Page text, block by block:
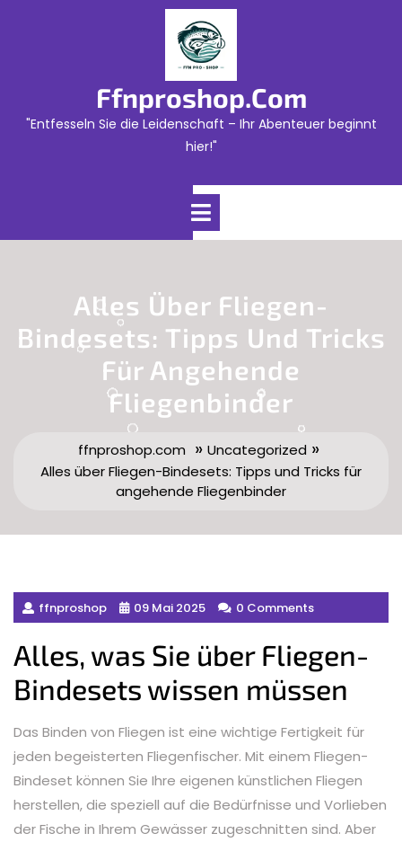
Ffnproshop.com
"Entfesseln Sie die Leidenschaft – Ihr Abenteuer beginnt
hier!"
Open
Alles Über Fliegen-
Bindesets: Tipps Und Tricks
Für Angehende
Fliegenbinder
ffnproshop.com » Uncategorized »
Alles über Fliegen-Bindesets: Tipps und Tricks für
angehende Fliegenbinder
ffnproshop 09 Mai 2025 0 Comments
Alles, was Sie über Fliegen-
Bindesets wissen müssen
Das Binden von Fliegen ist eine wichtige Fertigkeit für
jeden begeisterten Fliegenfischer. Mit einem Fliegen-
Bindeset können Sie Ihre eigenen künstlichen Fliegen
herstellen, die speziell auf die Bedürfnisse und Vorlieben
der Fische in Ihrem Gewässer zugeschnitten sind. Aber